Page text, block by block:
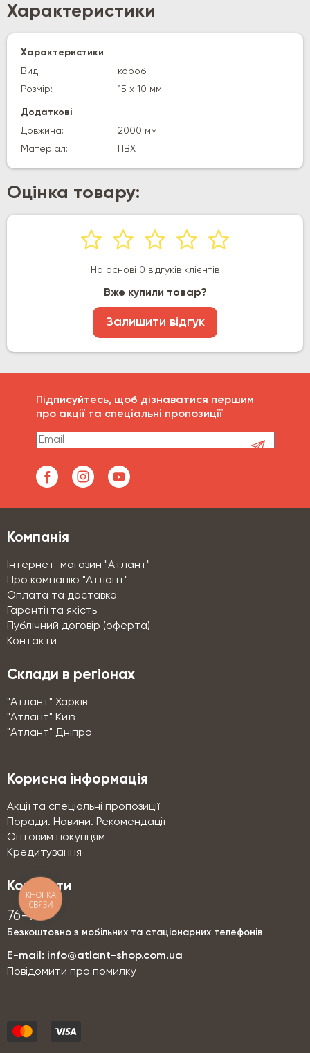
Характеристики
Характеристики
Вид:
короб
Розмір:
15 х 10 мм
Додаткові
Довжина:
2000 мм
Матеріал:
ПВХ
Оцінка товару:
На основі 0 відгуків клієнтів
Вже купили товар?
Залишити відгук
Підписуйтесь, щоб дізнаватися першим
про акції та спеціальні пропозиції
Компанія
Інтернет-магазин "Атлант"
Про компанію "Атлант"
Оплата та доставка
Гарантії та якість
Публічний договір (оферта)
Контакти
Склади в регіонах
"Атлант" Харків
"Атлант" Київ
"Атлант" Дніпро
Корисна інформація
Акції та спеціальні пропозиції
Поради. Новини. Рекомендації
Оптовим покупцям
Кредитування
Контакти
76-76
Безкоштовно з мобільних та стаціонарних телефонів
E-mail: info@atlant-shop.com.ua
Повідомити про помилку
КНОПКА
СВЯЗИ